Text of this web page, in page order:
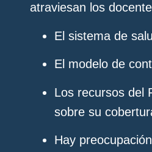
atraviesan los
El sistema de
El modelo de
Los recursos del
sobre su
Hay